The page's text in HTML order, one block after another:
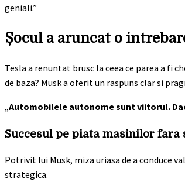
geniali.”
Șocul a aruncat o
Tesla a renuntat brusc la ceea ce parea a fi
de baza? Musk a oferit un raspuns clar si
„Automobilele autonome sunt viitorul.
Succesul pe piata masinilor
Potrivit lui Musk, miza uriasa de a conduce
strategica.